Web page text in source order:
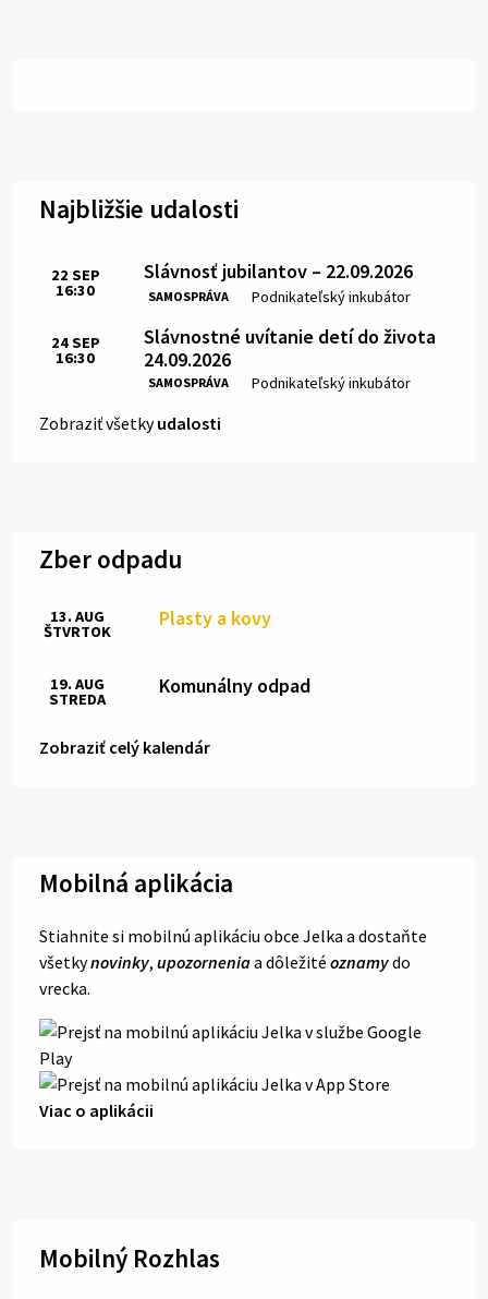
Najbližšie udalosti
Slávnosť jubilantov – 22.09.2026
SAMOSPRÁVA Miesto:
Podnikateľský inkubátor
Čas:
22 SEP
16:30
Slávnostné uvítanie detí do života
24.09.2026
SAMOSPRÁVA Miesto:
Podnikateľský inkubátor
Čas:
24SEP
16:30
Zobraziť všetkyudalosti
Zber odpadu
Plasty a kovy
13. AUG
ŠTVRTOK
Komunálny odpad
19. AUG
STREDA
Zobraziť celý kalendár
Mobilná aplikácia
Stiahnite si mobilnú aplikáciu obce Jelka a dostaňte
všetkynovinky, upozorneniaa dôležité oznamydo
vrecka.
Viac o aplikácii
Mobilný Rozhlas